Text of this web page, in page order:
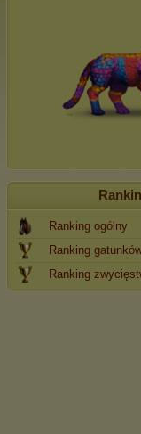
Ranking ogólny
Ranking
Ranking